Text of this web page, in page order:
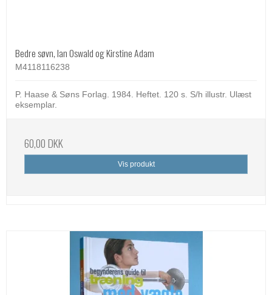
Bedre søvn, Ian Oswald og Kirstine Adam
M4118116238
P. Haase & Søns Forlag. 1984. Heftet. 120 s. S/h illustr. Ulæst
eksemplar.
60,00 DKK
Vis produkt